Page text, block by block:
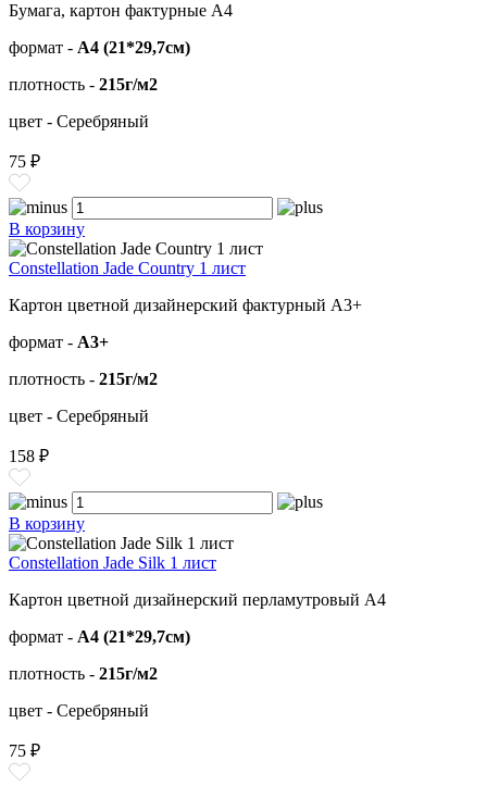
Бумага, картон фактурные А4
формат - А4 (21*29,7см)
плотность - 215г/м2
цвет - Серебряный
75 ₽
В корзину
Constellation Jade Country 1 лист
Картон цветной дизайнерский фактурный А3+
формат - А3+
плотность - 215г/м2
цвет - Серебряный
158 ₽
В корзину
Constellation Jade Silk 1 лист
Картон цветной дизайнерский перламутровый А4
формат - А4 (21*29,7см)
плотность - 215г/м2
цвет - Серебряный
75 ₽